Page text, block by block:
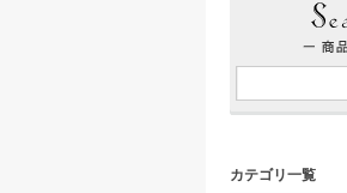
カテゴリ一覧